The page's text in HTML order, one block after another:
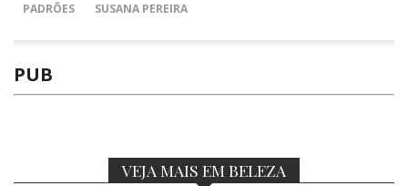
PADRÕES
SUSANA PEREIRA
PUB
VEJA MAIS EM BELEZA